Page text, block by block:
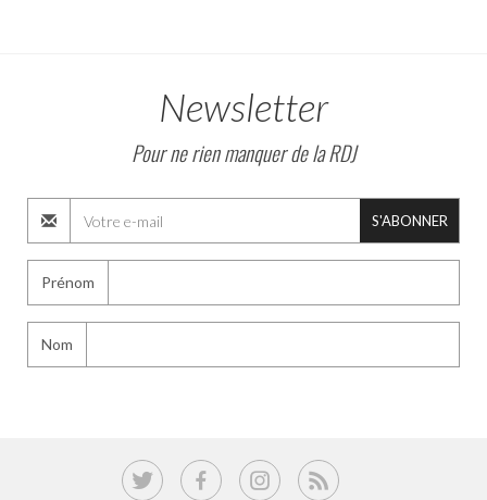
Newsletter
Pour ne rien manquer de la RDJ
S'ABONNER
Prénom
Nom